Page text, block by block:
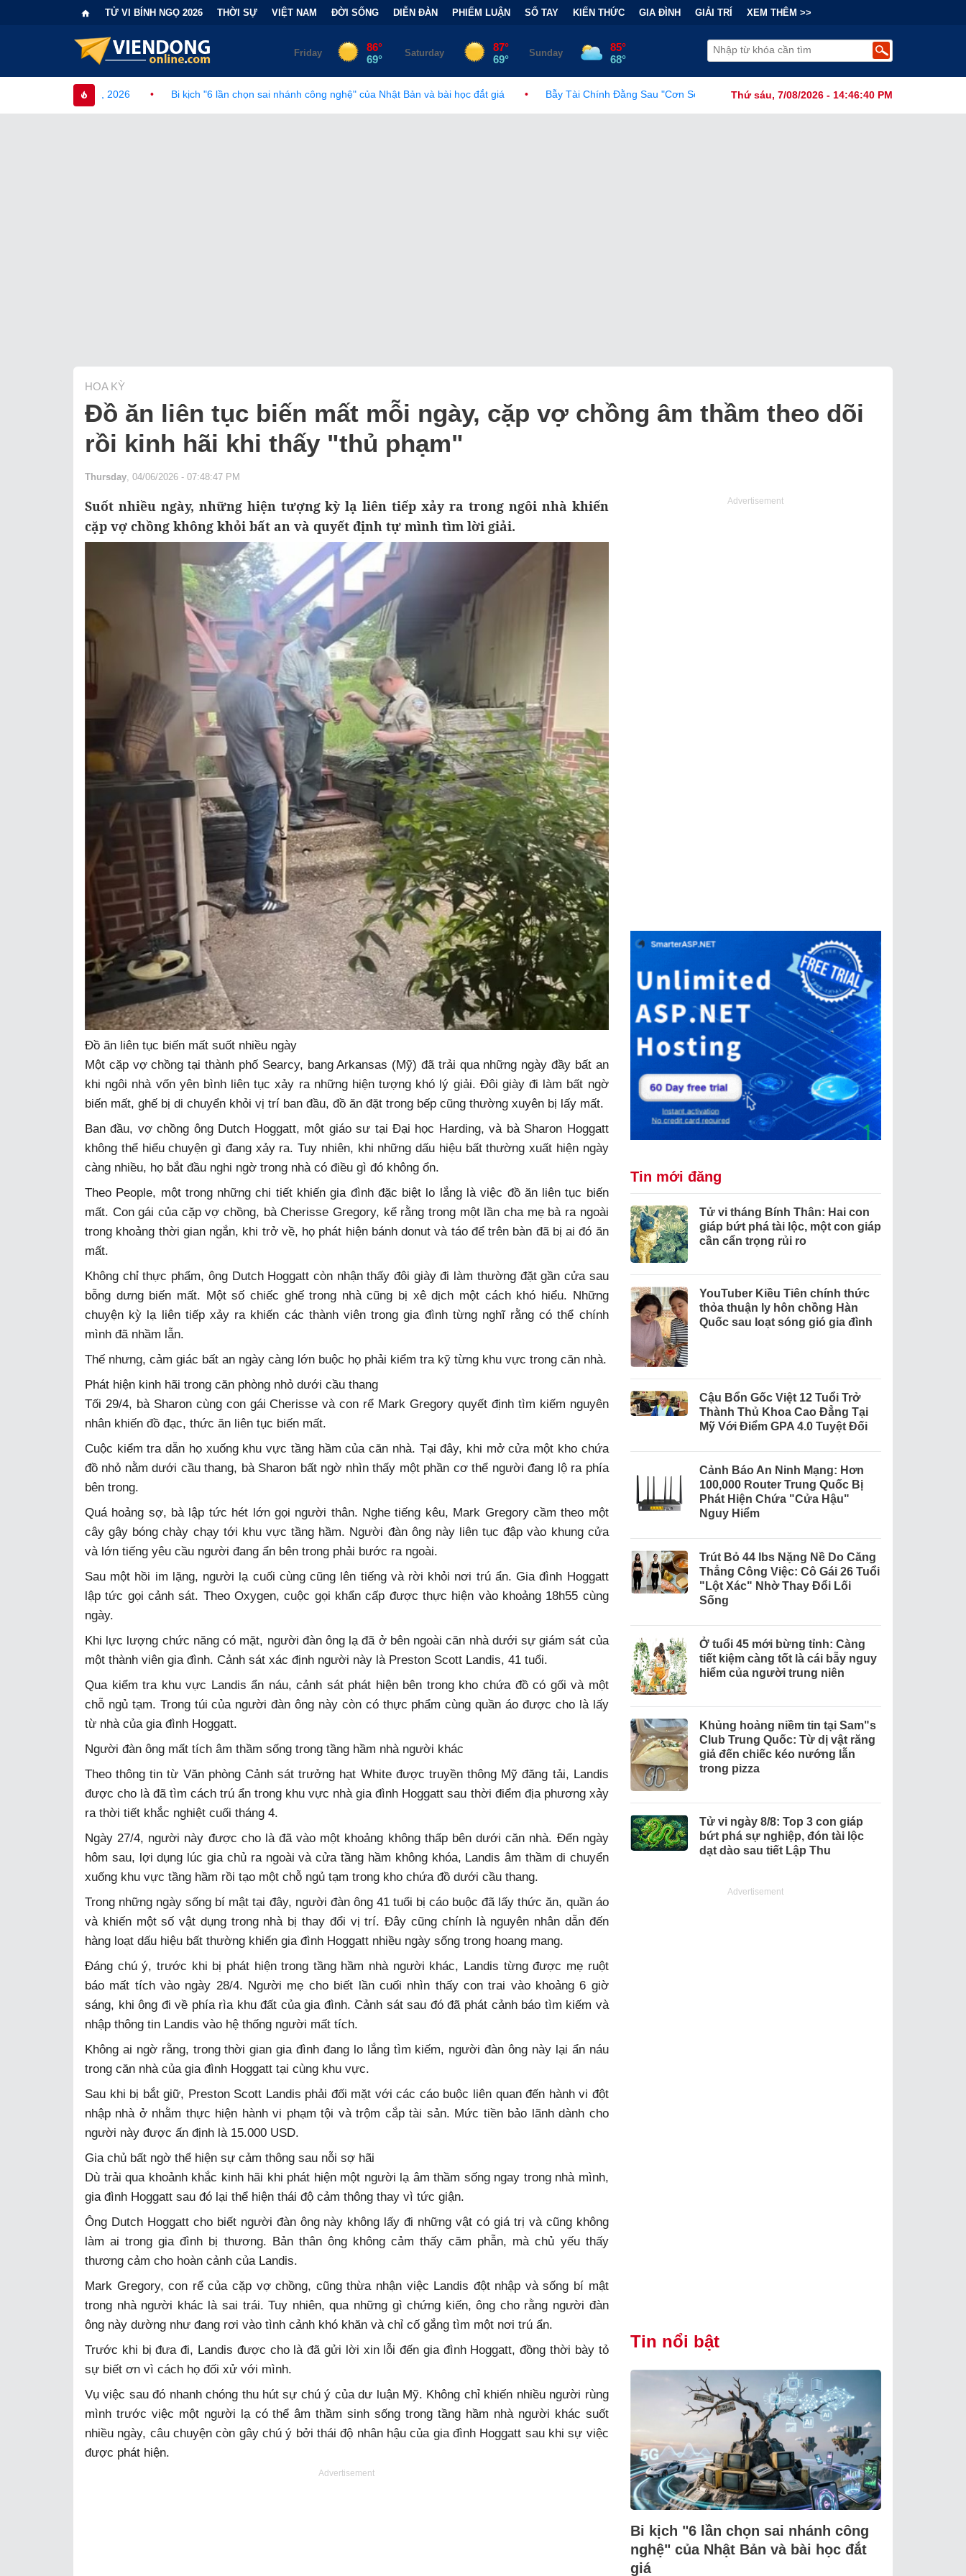
TỬ VI BÍNH NGỌ 2026 THỜI SỰ VIỆT NAM ĐỜI SỐNG DIỄN ĐÀN PHIẾM LUẬN SỔ TAY KIẾN THỨC GIA ĐÌNH GIẢI TRÍ XEM THÊM >>
Thứ sáu, 7/08/2026 - 14:46:41 PM
Bi kịch "6 lần chọn sai nhánh công nghệ" của Nhật Bản và bài học đắt giá • Bẫy Tài Chính Đằng Sau "Cơn Sốt" Trà Sữa Nhượng Quyền: Lợi Nhuận Thuộc Về Ai? • Châu Âu trước làn
HOA KỲ
Đồ ăn liên tục biến mất mỗi ngày, cặp vợ chồng âm thầm theo dõi
rồi kinh hãi khi thấy "thủ phạm"
Thursday , 04/06/2026 - 07:48:47 PM
Suốt nhiều ngày, những hiện tượng kỳ lạ liên tiếp xảy ra trong ngôi nhà khiến
cặp vợ chồng không khỏi bất an và quyết định tự mình tìm lời giải.
Đồ ăn liên tục biến mất suốt nhiều ngày
Một cặp vợ chồng tại thành phố Searcy, bang Arkansas (Mỹ) đã trải qua những ngày đầy bất an
khi ngôi nhà vốn yên bình liên tục xảy ra những hiện tượng khó lý giải. Đôi giày đi làm bất ngờ
biến mất, ghế bị di chuyển khỏi vị trí ban đầu, đồ ăn đặt trong bếp cũng thường xuyên bị lấy mất.
Ban đầu, vợ chồng ông Dutch Hoggatt, một giáo sư tại Đại học Harding, và bà Sharon Hoggatt
không thể hiểu chuyện gì đang xảy ra. Tuy nhiên, khi những dấu hiệu bất thường xuất hiện ngày
càng nhiều, họ bắt đầu nghi ngờ trong nhà có điều gì đó không ổn.
Theo People, một trong những chi tiết khiến gia đình đặc biệt lo lắng là việc đồ ăn liên tục biến
mất. Con gái của cặp vợ chồng, bà Cherisse Gregory, kể rằng trong một lần cha mẹ bà ra ngoài
trong khoảng thời gian ngắn, khi trở về, họ phát hiện bánh donut và táo để trên bàn đã bị ai đó ăn
mất.
Không chỉ thực phẩm, ông Dutch Hoggatt còn nhận thấy đôi giày đi làm thường đặt gần cửa sau
bỗng dưng biến mất. Một số chiếc ghế trong nhà cũng bị xê dịch một cách khó hiểu. Những
chuyện kỳ lạ liên tiếp xảy ra khiến các thành viên trong gia đình từng nghĩ rằng có thể chính
mình đã nhầm lẫn.
Thế nhưng, cảm giác bất an ngày càng lớn buộc họ phải kiểm tra kỹ từng khu vực trong căn nhà.
Phát hiện kinh hãi trong căn phòng nhỏ dưới cầu thang
Tối 29/4, bà Sharon cùng con gái Cherisse và con rể Mark Gregory quyết định tìm kiếm nguyên
nhân khiến đồ đạc, thức ăn liên tục biến mất.
Cuộc kiểm tra dẫn họ xuống khu vực tầng hầm của căn nhà. Tại đây, khi mở cửa một kho chứa
đồ nhỏ nằm dưới cầu thang, bà Sharon bất ngờ nhìn thấy một phần cơ thể người đang lộ ra phía
bên trong.
Quá hoảng sợ, bà lập tức hét lớn gọi người thân. Nghe tiếng kêu, Mark Gregory cầm theo một
cây gậy bóng chày chạy tới khu vực tầng hầm. Người đàn ông này liên tục đập vào khung cửa
và lớn tiếng yêu cầu người đang ẩn bên trong phải bước ra ngoài.
Sau một hồi im lặng, người lạ cuối cùng cũng lên tiếng và rời khỏi nơi trú ẩn. Gia đình Hoggatt
lập tức gọi cảnh sát. Theo Oxygen, cuộc gọi khẩn cấp được thực hiện vào khoảng 18h55 cùng
ngày.
Khi lực lượng chức năng có mặt, người đàn ông lạ đã ở bên ngoài căn nhà dưới sự giám sát của
một thành viên gia đình. Cảnh sát xác định người này là Preston Scott Landis, 41 tuổi.
Qua kiểm tra khu vực Landis ẩn náu, cảnh sát phát hiện bên trong kho chứa đồ có gối và một
chỗ ngủ tạm. Trong túi của người đàn ông này còn có thực phẩm cùng quần áo được cho là lấy
từ nhà của gia đình Hoggatt.
Người đàn ông mất tích âm thầm sống trong tầng hầm nhà người khác
Theo thông tin từ Văn phòng Cảnh sát trưởng hạt White được truyền thông Mỹ đăng tải, Landis
được cho là đã tìm cách trú ẩn trong khu vực nhà gia đình Hoggatt sau thời điểm địa phương xảy
ra thời tiết khắc nghiệt cuối tháng 4.
Ngày 27/4, người này được cho là đã vào một khoảng không thấp bên dưới căn nhà. Đến ngày
hôm sau, lợi dụng lúc gia chủ ra ngoài và cửa tầng hầm không khóa, Landis âm thầm di chuyển
xuống khu vực tầng hầm rồi tạo một chỗ ngủ tạm trong kho chứa đồ dưới cầu thang.
Trong những ngày sống bí mật tại đây, người đàn ông 41 tuổi bị cáo buộc đã lấy thức ăn, quần áo
và khiến một số vật dụng trong nhà bị thay đổi vị trí. Đây cũng chính là nguyên nhân dẫn đến
hàng loạt dấu hiệu bất thường khiến gia đình Hoggatt nhiều ngày sống trong hoang mang.
Đáng chú ý, trước khi bị phát hiện trong tầng hầm nhà người khác, Landis từng được mẹ ruột
báo mất tích vào ngày 28/4. Người mẹ cho biết lần cuối nhìn thấy con trai vào khoảng 6 giờ
sáng, khi ông đi về phía rìa khu đất của gia đình. Cảnh sát sau đó đã phát cảnh báo tìm kiếm và
nhập thông tin Landis vào hệ thống người mất tích.
Không ai ngờ rằng, trong thời gian gia đình đang lo lắng tìm kiếm, người đàn ông này lại ẩn náu
trong căn nhà của gia đình Hoggatt tại cùng khu vực.
Sau khi bị bắt giữ, Preston Scott Landis phải đối mặt với các cáo buộc liên quan đến hành vi đột
nhập nhà ở nhằm thực hiện hành vi phạm tội và trộm cắp tài sản. Mức tiền bảo lãnh dành cho
người này được ấn định là 15.000 USD.
Gia chủ bất ngờ thể hiện sự cảm thông sau nỗi sợ hãi
Dù trải qua khoảnh khắc kinh hãi khi phát hiện một người lạ âm thầm sống ngay trong nhà mình,
gia đình Hoggatt sau đó lại thể hiện thái độ cảm thông thay vì tức giận.
Ông Dutch Hoggatt cho biết người đàn ông này không lấy đi những vật có giá trị và cũng không
làm ai trong gia đình bị thương. Bản thân ông không cảm thấy căm phẫn, mà chủ yếu thấy
thương cảm cho hoàn cảnh của Landis.
Mark Gregory, con rể của cặp vợ chồng, cũng thừa nhận việc Landis đột nhập và sống bí mật
trong nhà người khác là sai trái. Tuy nhiên, qua những gì chứng kiến, ông cho rằng người đàn
ông này dường như đang rơi vào tình cảnh khó khăn và chỉ cố gắng tìm một nơi trú ẩn.
Trước khi bị đưa đi, Landis được cho là đã gửi lời xin lỗi đến gia đình Hoggatt, đồng thời bày tỏ
sự biết ơn vì cách họ đối xử với mình.
Vụ việc sau đó nhanh chóng thu hút sự chú ý của dư luận Mỹ. Không chỉ khiến nhiều người rùng
mình trước việc một người lạ có thể âm thầm sinh sống trong tầng hầm nhà người khác suốt
nhiều ngày, câu chuyện còn gây chú ý bởi thái độ nhân hậu của gia đình Hoggatt sau khi sự việc
được phát hiện.
Advertisement
Advertisement
Tin mới đăng
Tử vi tháng Bính Thân: Hai con
giáp bứt phá tài lộc, một con giáp
cần cẩn trọng rủi ro
YouTuber Kiều Tiên chính thức
thỏa thuận ly hôn chồng Hàn
Quốc sau loạt sóng gió gia đình
Cậu Bổn Gốc Việt 12 Tuổi Trở
Thành Thủ Khoa Cao Đẳng Tại
Mỹ Với Điểm GPA 4.0 Tuyệt Đối
Cảnh Báo An Ninh Mạng: Hơn
100,000 Router Trung Quốc Bị
Phát Hiện Chứa "Cửa Hậu"
Nguy Hiểm
Trút Bỏ 44 lbs Nặng Nề Do Căng
Thẳng Công Việc: Cô Gái 26 Tuổi
"Lột Xác" Nhờ Thay Đổi Lối
Sống
Ở tuổi 45 mới bừng tỉnh: Càng
tiết kiệm càng tốt là cái bẫy nguy
hiểm của người trung niên
Khủng hoảng niềm tin tại Sam"s
Club Trung Quốc: Từ dị vật răng
giả đến chiếc kéo nướng lẫn
trong pizza
Tử vi ngày 8/8: Top 3 con giáp
bứt phá sự nghiệp, đón tài lộc
dạt dào sau tiết Lập Thu
Advertisement
Tin nổi bật
Bi kịch "6 lần chọn sai nhánh công
nghệ" của Nhật Bản và bài học đắt
giá